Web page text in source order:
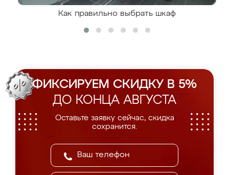
Как правильно выбрать шкаф
ФИКСИРУЕМ СКИДКУ В 5%
ДО КОНЦА АВГУСТА
Оставьте заявку сейчас, скидка
сохранится.